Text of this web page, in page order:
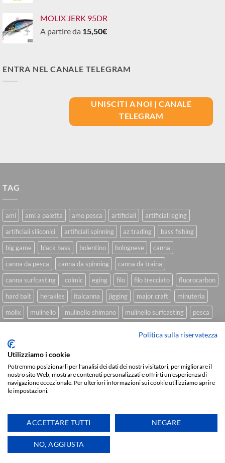
MOLIX JERK 95DR
A partire da 15,50€
ENTRA NEL CANALE TELEGRAM
UNISCITI A NOI | CANALE
TELEGRAM
TAG
ami ami a paletta amo pesca artificiali
artificiali eging
artificiali siliconici
artificiali spinning az trading
bass fishing
big game
black bass bolentino bolognese
canna
canna da pesca
canna da spinning
canna da traina
canna surfcasting
colmic eging filo filo trecciato
fluorocarbon
hard bait
herakles italcanna jigging major craft
minuteria
molix
mulinello mulinello shimano mulinello surfcasting
pesca
spinning inshore
On
Delivery
CHI SIAMO CONTATTI
Copyright 2026 ©
Politica sulla riservatezza
Utilizziamo i cookie
Potremmo posizionarli per l'analisi dei dati dei nostri visitatori, per migliorare il
nostro sito Web, mostrare contenuti personalizzati e offrirti un'esperienza di
navigazione eccezionale. Per ulteriori informazioni sui cookie utilizziamo aprire
le impostazioni.
ACCETTARE TUTTI NEGARE
NO, AGGIUSTA